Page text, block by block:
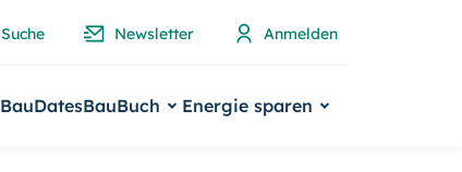
Suche Newsletter Anmelden
BauDatesBauBuch Energie sparen